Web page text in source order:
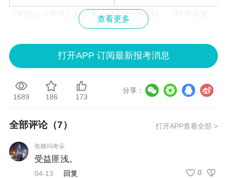
《初级会计实务》科目考试时长为105分钟，《经济法基
能混用。
（二）高级资格。考试于5月16日举行，共1个批次。具体
安排如下：
《高级会计实务》科目考试时长为210分钟。
查看更多
打开APP 订阅最新报考消息
1689 186 173
分享：
全部评论（7） 打开APP查看全部 >
焦糖玛奇朵
受益匪浅。
04-13 回复 0